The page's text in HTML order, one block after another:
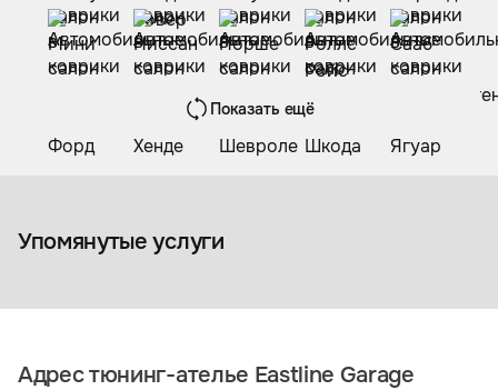
Показать ещё
Упомянутые услуги
Коврики из экокожи
Адрес тюнинг-ателье Eastline Garage